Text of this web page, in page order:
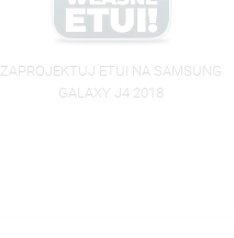
ZAPROJEKTUJ ETUI NA SAMSUNG
GALAXY J4 2018